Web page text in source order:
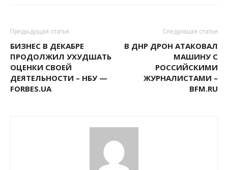
Предыдущая статья
БИЗНЕС В ДЕКАБРЕ
ПРОДОЛЖИЛ УХУДШАТЬ
ОЦЕНКИ СВОЕЙ
ДЕЯТЕЛЬНОСТИ – НБУ —
FORBES.UA
Следующая статья
В ДНР ДРОН АТАКОВАЛ
МАШИНУ С
РОССИЙСКИМИ
ЖУРНАЛИСТАМИ –
BFM.RU